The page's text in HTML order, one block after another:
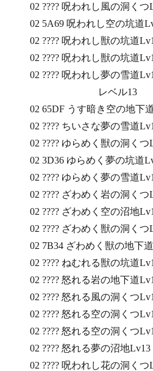
02 ???? 呪われし風の洞く
02 5A69 呪われし空の坑道
02 ???? 呪われし獣の坑道
02 ???? 呪われし獣の坑道
02 ???? 呪われし夢の雪道
レベル13
02 65DF うす暗き空の地下
02 ???? ちいさな夢の雪道
02 ???? ゆらめく獣の洞く
02 3D36 ゆらめく夢の坑道
02 ???? ゆらめく夢の雪道
02 ???? ざわめく岩の洞く
02 ???? ざわめく空の沼地
02 ???? ざわめく獣の洞く
02 7B34 ざわめく獣の地下
02 ???? ねむれる獣の坑道
02 ???? 怒れる岩の地下道
02 ???? 怒れる風の洞くつ
02 ???? 怒れる空の洞くつ
02 ???? 怒れる空の洞くつ
02 ???? 怒れる夢の沼地
02 ???? 呪われし花の洞く